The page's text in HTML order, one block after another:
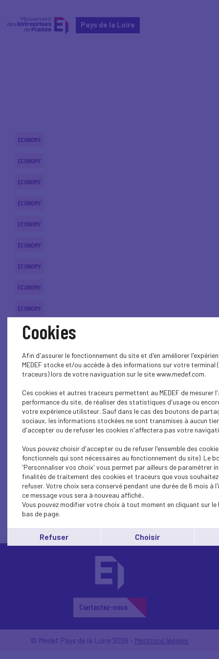
Pays de la Loire
ECONOMY
ECONOMY
ECONOMY
ECONOMY
ECONOMY
ECONOMY
ECONOMY
ECONOMY
ECONOMY
SOCIAL
ECONOMY
ECONOMY
ECONOMY
ECONOMY
1... 15 14 13 12 11 10 9 8 7
Contactez-nous
© Medef Pays de la Loire 2026 - Mentions légales
Cookies
Afin d'assurer le fonctionnement du site et d'en améliorer
MEDEF stocke et/ou accède à des informations sur votre terminal
traceurs) lors de votre naviguation sur le site www.medef.com.
Ces cookies et autres traceurs permettent au MEDEF de mesurer
performance du site, de réaliser des statistiques d'usage ou
votre expérience utilisteur. Sauf dans le cas des boutons de
sociaux, les informations stockées ne sont transmises à aucun
d'accepter ou de refuser les cookies n'affectera pas votre
Vous pouvez choisir d'accepter ou de refuser l'ensemble des
fonctionnels qui sont nécessaires au fonctionnement du site). Le
'Personnaliser vos choix' vous permet par ailleurs de paramétrer
finalités de traitement des cookies et traceurs que vous
refuser. Votre choix sera conservé pendant une durée de 6 mois à
ce message vous sera à nouveau affiché..
Vous pouvez modifier votre choix à tout moment en cliquant sur le
bas de page.
Refuser Choisir